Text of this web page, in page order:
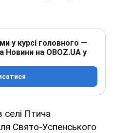
у курсі головного —
Новини на OBOZ.UA у
селі Птича
Свято-Успенського